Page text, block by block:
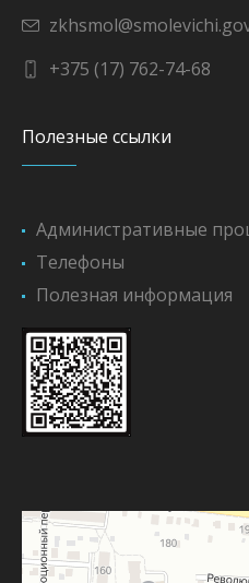
+375 (17) 762-74-68
Полезные ссылки
Административные
Телефоны
Полезная информация
КУП Смолевическое ЖКХ
Коммунальная служба в